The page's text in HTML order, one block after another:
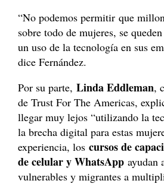
“No podemos permitir que
sobre todo de mujeres, se
un uso de la tecnología en sus
dice Fernández.
Por su parte,Linda Eddleman,
de Trust For The Americas,
llegar muy lejos “utilizando la
la brecha digital para estas
experiencia, loscursos de
de celular y WhatsApp ayudan
vulnerables y migrantes a